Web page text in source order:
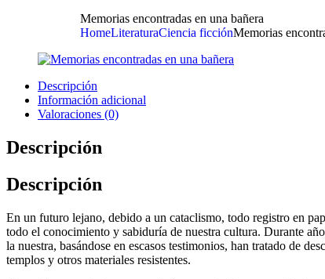
Memorias encontradas en una bañera
HomeLiteraturaCiencia ficciónMemorias
Descripción
Información adicional
Valoraciones (0)
Descripción
Descripción
En un futuro lejano, debido a un cataclismo, todo registro en
todo el conocimiento y sabiduría de nuestra cultura. Durante
la nuestra, basándose en escasos testimonios, han tratado de
templos y otros materiales resistentes.